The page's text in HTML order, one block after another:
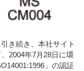
き続き、本社サイト
2004年7月28日に環
」の認証